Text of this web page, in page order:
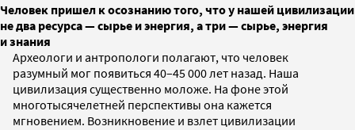
Человек пришел к осознанию того, что у нашей цивилизации
не два ресурса — сырье и энергия, а три — сырье, энергия
и знания
Археологи и антропологи полагают, что человек
разумный мог появиться 40–45 000 лет назад. Наша
цивилизация существенно моложе. На фоне этой
многотысячелетней перспективы она кажется
мгновением. Возникновение и взлет цивилизации